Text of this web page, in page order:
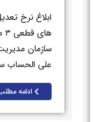
سازمان
علی الحساب
ادامه